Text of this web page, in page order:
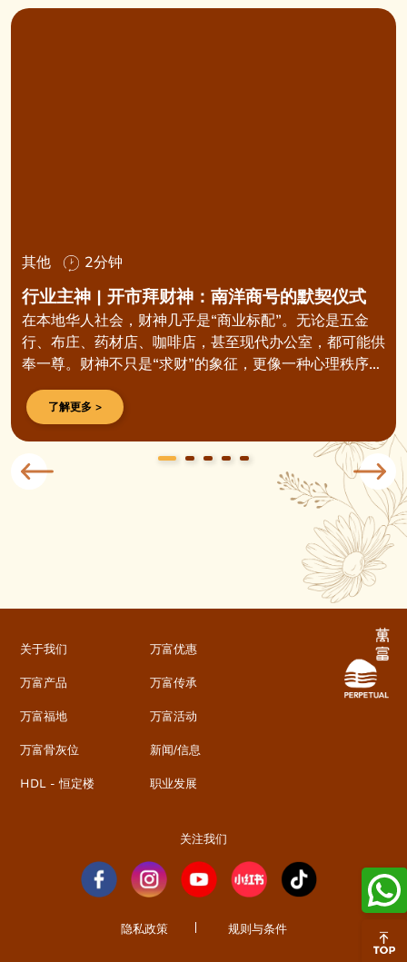
其他 2分钟
行业主神 | 开市拜财神：南洋商号的默契仪式
在本地华人社会，财神几乎是“商业标配”。无论是五金
行、布庄、药材店、咖啡店，甚至现代办公室，都可能供
奉一尊。财神不只是“求财”的象征，更像一种心理秩序
——在不可预测的市场里，给人一份安稳的依靠。
了解更多 >
关于我们
万富产品
万富福地
万富骨灰位
HDL - 恒定楼
万富优惠
万富传承
万富活动
新闻/信息
职业发展
关注我们
隐私政策 规则与条件